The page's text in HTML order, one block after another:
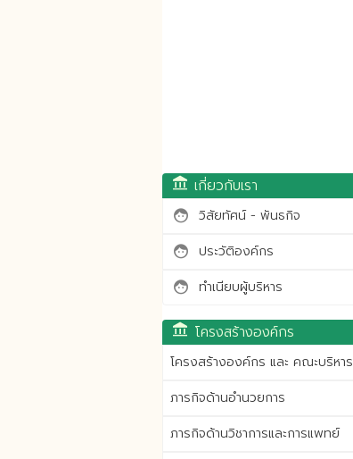
account_balance เกี่ยวกับเรา
face วิสัยทัศน์ - พันธกิจ
face ประวัติองค์กร
face ทำเนียบผู้บริหาร
account_balance โครงสร้างองค์กร
โครงสร้างองค์กร และ คณะบริหาร
ภารกิจด้านอำนวยการ
ภารกิจด้านวิชาการและการแพทย์